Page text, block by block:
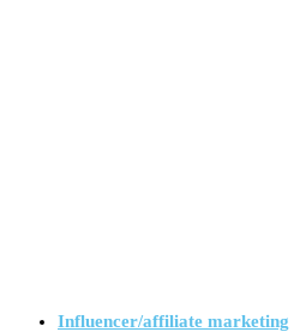
Influencer/affiliate marketing